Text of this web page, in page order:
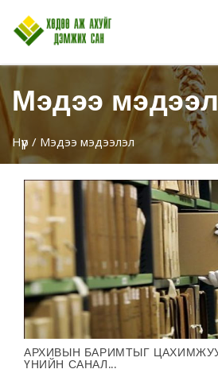
Мэдээ
Нүүр / Мэдээ мэдээлэл
АРХИВЫН БАРИМТЫГ
ҮНИЙН САНАЛ...